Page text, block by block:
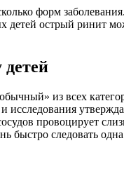
форм
острый ринит
из всех
провоцирует
быстро следовать